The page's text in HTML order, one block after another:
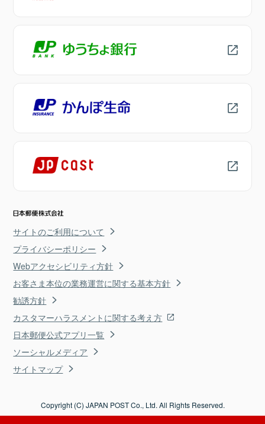
サイトのご利用について
プライバシーポリシー
Webアクセシビリティ方針
お客さま本位の業務運営に関する基本方針
勧誘方針
カスタマーハラスメントに関する考え方
日本郵便公式アプリ一覧
ソーシャルメディア
サイトマップ
Copyright (C) JAPAN POST Co., Ltd. All Rights Reserved.